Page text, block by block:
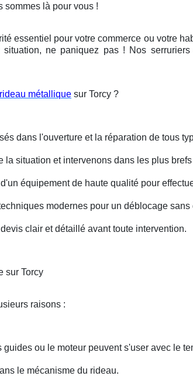
sommes là pour vous !
essentiel pour votre commerce ou votre
ne paniquez pas ! Nos
métallique sur Torcy ?
dans l'ouverture et la réparation de tous
la situation et intervenons dans les plus
équipement de haute qualité pour
modernes pour un déblocage
clair et détaillé avant toute intervention.
sur Torcy
raisons :
ou le moteur peuvent s'user avec le
le mécanisme du rideau.